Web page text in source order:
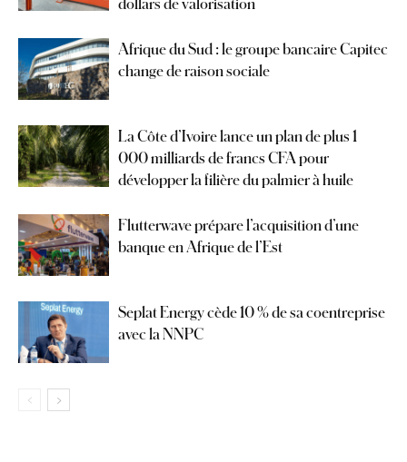
Afrique du Sud : le groupe bancaire Capitec
change de raison sociale
La Côte d’Ivoire lance un plan de plus 1
000 milliards de francs CFA pour
développer la filière du palmier à huile
Flutterwave prépare l’acquisition d’une
banque en Afrique de l’Est
Seplat Energy cède 10 % de sa coentreprise
avec la NNPC